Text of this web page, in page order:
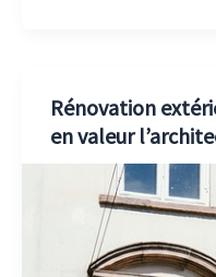
Rénovation
en valeur